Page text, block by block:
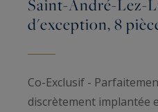
Saint-André-Lez-
d'exception, 8
Co-Exclusif -
discrètement implantée